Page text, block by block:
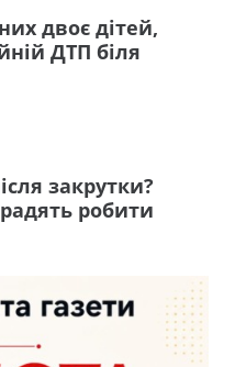
двоє дітей,
ДТП біля
закрутки?
робити